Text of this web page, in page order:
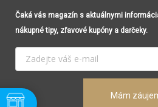
Používame cookies, aby sme
prehliadanie webu a vďaka
neustále zlepšovali jeho funkcie,
informácií nájdete v odkaze
ochrany
Vytvoril
Copyright 2026 Renesancia
vyhradené.
Čaká vás magazín s aktuálnymi
nákupné tipy, zľavové kupóny a darčeky.
Mám